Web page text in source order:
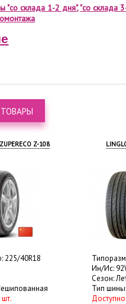
склада 1-2 дня", "со склада
Z-108
225/40R18
Ин/Ис:
Сезон:
Тип